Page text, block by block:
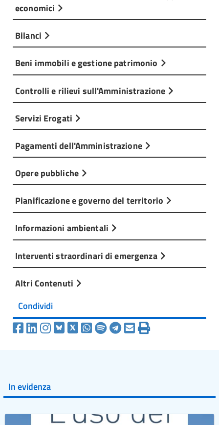
economici
Bilanci
Beni immobili e gestione patrimonio
Controlli e rilievi sull'Amministrazione
Servizi Erogati
Pagamenti dell'Amministrazione
Opere pubbliche
Pianificazione e governo del territorio
Informazioni ambientali
Interventi straordinari di emergenza
Altri Contenuti
Condividi
In evidenza